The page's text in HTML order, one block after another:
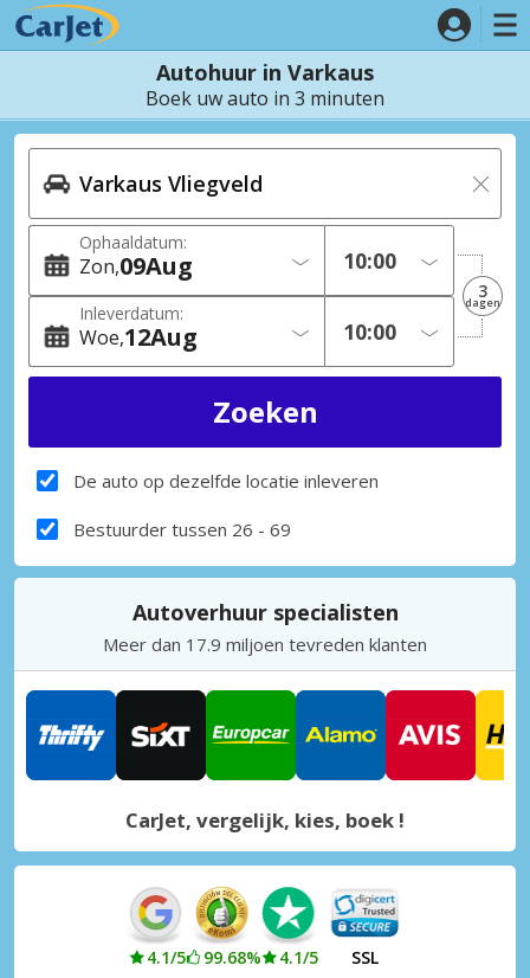
Autohuur in Varkaus
Boek uw auto in 3 minuten
Ophaaldatum:
Zon 09Aug
Inleverdatum:
Woe 12Aug
3
dagen
De auto op dezelfde locatie inleveren
Bestuurder tussen 26 - 69
Autoverhuur specialisten
Meer dan 17.9 miljoen tevreden klanten
CarJet, vergelijk, kies, boek !
4.1/5 99.68% 4.1/5 SSL